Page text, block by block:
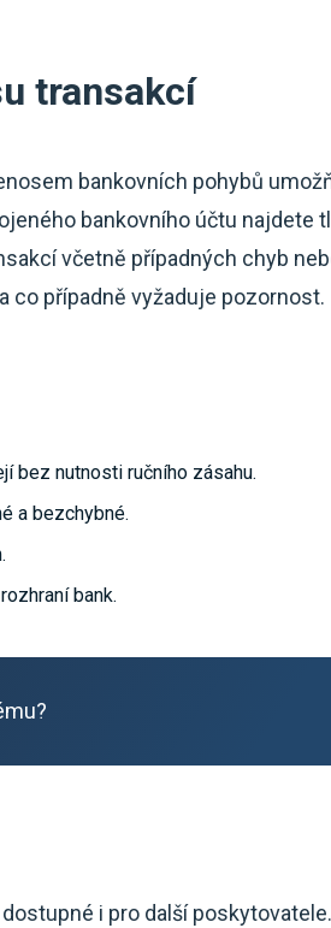
transakcí
bankovních pohybů
bankovního účtu najdete
včetně případných chyb
co případně vyžaduje pozornost.
bez nutnosti ručního zásahu.
a bezchybné.
bank.
i pro další